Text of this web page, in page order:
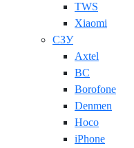
TWS
Xiaomi
СЗУ
Axtel
BC
Borofone
Denmen
Hoco
iPhone